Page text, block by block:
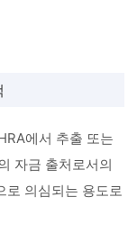
에서 추출 또는
자금 출처로서의
로 의심되는 용도로